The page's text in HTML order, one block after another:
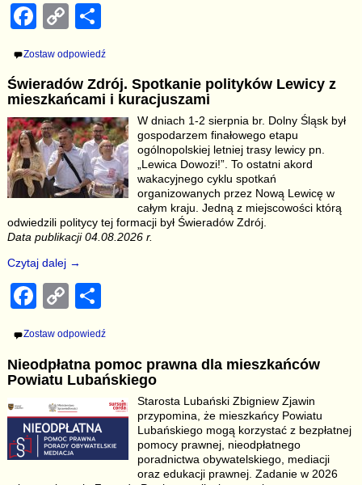
F
e
b
o
o
k
C
p
y
Li
n
k
h
e
Zostaw odpowiedź
Świeradów Zdrój. Spotkanie polityków Lewicy z
mieszkańcami i kuracjuszami
W dniach 1-2 sierpnia br. Dolny Śląsk był
gospodarzem finałowego etapu
ogólnopolskiej letniej trasy lewicy pn.
„Lewica Dowozi!”. To ostatni akord
wakacyjnego cyklu spotkań
organizowanych przez Nową Lewicę w
całym kraju. Jedną z miejscowości którą
odwiedzili politycy tej formacji był Świeradów Zdrój.
Data publikacji 04.08.2026 r.
Czytaj dalej →
F
a
e
b
o
o
C
p
y
Li
n
k
h
e
Zostaw odpowiedź
Nieodpłatna pomoc prawna dla mieszkańców
Powiatu Lubańskiego
Starosta Lubański Zbigniew Zjawin
przypomina, że mieszkańcy Powiatu
Lubańskiego mogą korzystać z bezpłatnej
pomocy prawnej, nieodpłatnego
poradnictwa obywatelskiego, mediacji
oraz edukacji prawnej. Zadanie w 2026